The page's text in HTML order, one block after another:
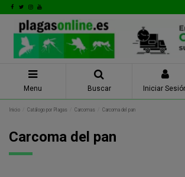
Menu Buscar Iniciar
Inicio Catálogo por Plagas Carcomas Carcoma del pan
Carcoma del pan